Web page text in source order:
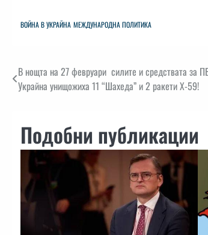
ВОЙНА В УКРАЙНА МЕЖДУНАРОДНА ПОЛИТИКА
Навигация
В нощта на 27 февруари силите и средствата за
Украйна унищожиха 11 “Шахеда” и 2 ракети Х-59!
Подобни публикации